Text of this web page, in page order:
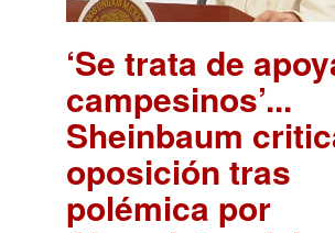
‘Se trata de
campesinos’...
Sheinbaum
oposición tras
polémica por